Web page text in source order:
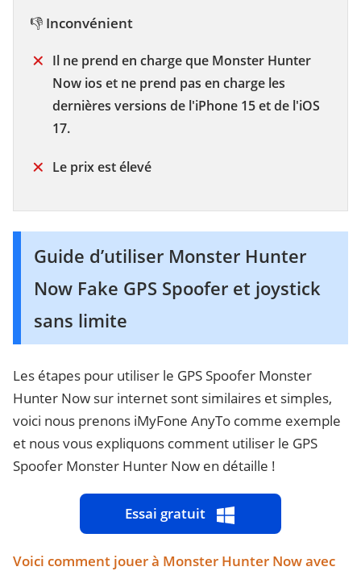
👎 Inconvénient
Il ne prend en charge que Monster Hunter
Now ios et ne prend pas en charge les
dernières versions de l'iPhone 15 et de l'iOS
17.
Le prix est élevé
Guide d’utiliser Monster Hunter
Now Fake GPS Spoofer et joystick
sans limite
Les étapes pour utiliser le GPS Spoofer Monster
Hunter Now sur internet sont similaires et simples,
voici nous prenons iMyFone AnyTo comme exemple
et nous vous expliquons comment utiliser le GPS
Spoofer Monster Hunter Now en détaille !
Essai gratuit
Voici comment jouer à Monster Hunter Now avec